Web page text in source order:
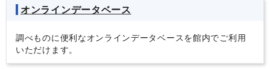
オンラインデータベース
調べものに便利なオンラインデータベースを館内でご利用
いただけます。